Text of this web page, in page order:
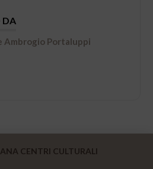
DA
Ambrogio Portaluppi
CENTRI CULTURALI